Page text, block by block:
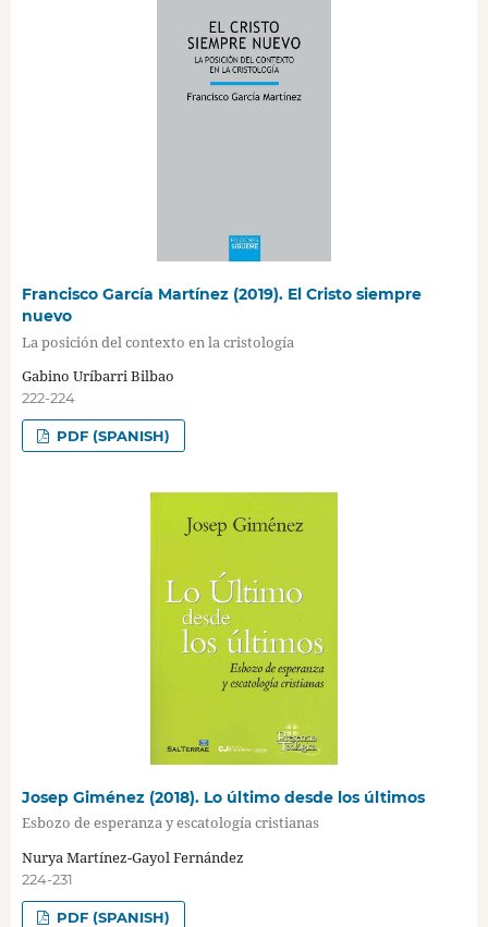
Francisco García Martínez (2019). El Cristo siempre
nuevo
La posición del contexto en la cristología
Gabino Uríbarri Bilbao
222-224
PDF (SPANISH)
Josep Giménez (2018). Lo último desde los últimos
Esbozo de esperanza y escatología cristianas
Nurya Martínez-Gayol Fernández
224-231
PDF (SPANISH)